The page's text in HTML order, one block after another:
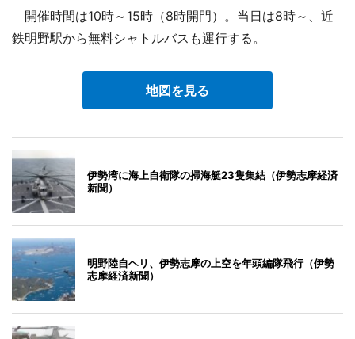
開催時間は10時～15時（8時開門）。当日は8時～、近
鉄明野駅から無料シャトルバスも運行する。
地図を見る
伊勢湾に海上自衛隊の掃海艇23隻集結（伊勢志摩経済
新聞）
明野陸自ヘリ、伊勢志摩の上空を年頭編隊飛行（伊勢
志摩経済新聞）